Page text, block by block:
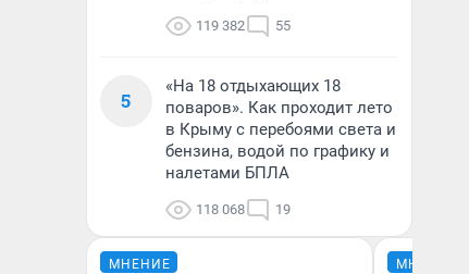
119 382 55
5
«На 18 отдыхающих 18
поваров». Как проходит лето
в Крыму с перебоями света и
бензина, водой по графику и
налетами БПЛА
118 068 19
МНЕНИЕ МНЕНИЕ